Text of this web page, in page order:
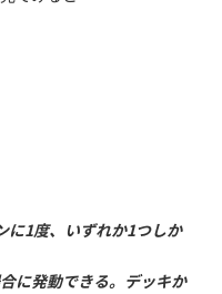
1度、いずれか1つしか
に発動できる。デッキか